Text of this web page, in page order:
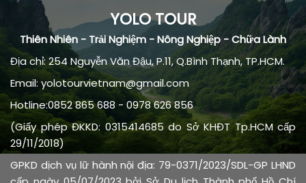
YOLO TOUR
Thiên Nhiên - Trải Nghiệm - Nông Nghiệp - Chữa Lành
Địa chỉ: 254 Nguyễn Văn Đậu, P.11, Q.Bình Thạnh, TP.HCM.
Email: yolotourvietnam@gmail.com
Hotline:0852 865 688 - 0978 626 856
(Giấy phép ĐKKD: 0315414685 do Sở KHĐT Tp.HCM cấp
29/11/2018)
GPKD dịch vụ lữ hành nội địa: 79-0371/2023/SDL-GP LHND